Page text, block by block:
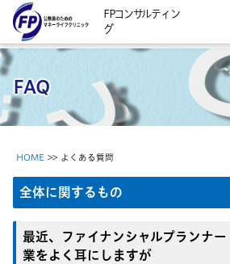
FPコンサルティン
グ
FAQ
HOME >> よくある質問
全体に関するもの
最近、ファイナンシャルプランナ
業をよく耳にしますが